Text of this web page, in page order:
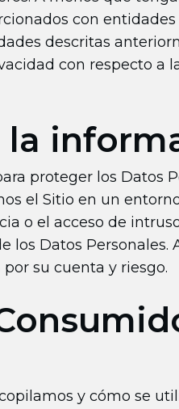
con
descritas
con respecto a
proteger los Datos
el Sitio en un
o el acceso de
los Datos Personales.
su cuenta y riesgo.
y cómo se